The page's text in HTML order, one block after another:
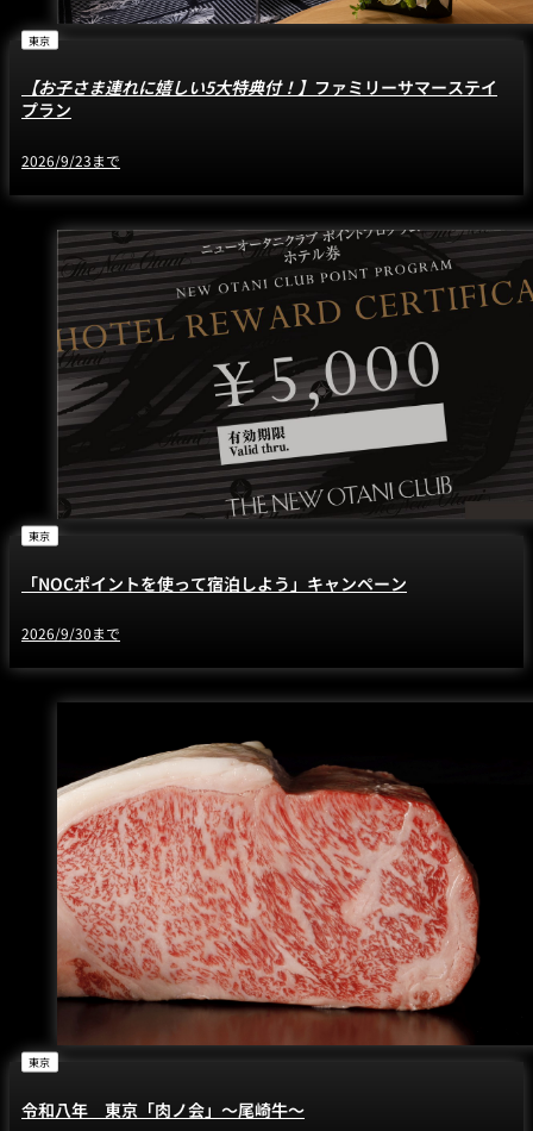
東京
【お子さま連れに嬉しい5大特典付！】 ファミリーサマーステイ
プラン
2026/9/23まで
東京
「NOCポイントを使って宿泊しよう」キャンペーン
2026/9/30まで
東京
令和八年 東京「肉ノ会」～尾崎牛～